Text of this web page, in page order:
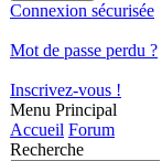
Connexion sécurisée
Mot de passe perdu ?
Inscrivez-vous !
Menu Principal
Accueil Forum
Recherche